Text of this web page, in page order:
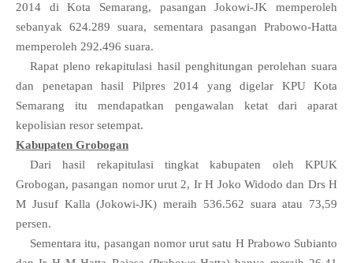
2014 di Kota Semarang, pasangan Jokowi-JK memperoleh
sebanyak 624.289 suara, sementara pasangan Prabowo-Hatta
memperoleh 292.496 suara.
Rapat pleno rekapitulasi hasil penghitungan perolehan suara
dan penetapan hasil Pilpres 2014 yang digelar KPU Kota
Semarang itu mendapatkan pengawalan ketat dari aparat
kepolisian resor setempat.
Kabupaten Grobogan
Dari hasil rekapitulasi tingkat kabupaten oleh KPUK
Grobogan, pasangan nomor urut 2, Ir H Joko Widodo dan Drs H
M Jusuf Kalla (Jokowi-JK) meraih 536.562 suara atau 73,59
persen.
Sementara itu, pasangan nomor urut satu H Prabowo Subianto